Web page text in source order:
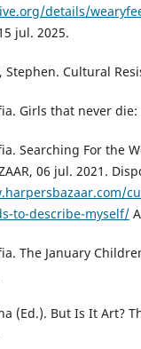
details/
jul. 2025.
Stephen. Cultural
Girls that never
Searching For the
06 jul. 2021.
to-describe-myself/
The January
(Ed.). But Is It Art?